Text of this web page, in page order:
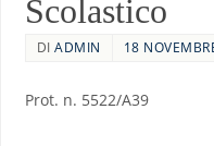
Scolastico
DIADMIN 18
Prot. n.